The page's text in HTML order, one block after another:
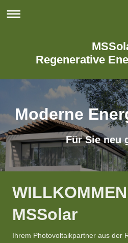
Regenerative
Moderne
Für Sie neu
MSSolar
Ihrem Photovoltaikpartner aus der